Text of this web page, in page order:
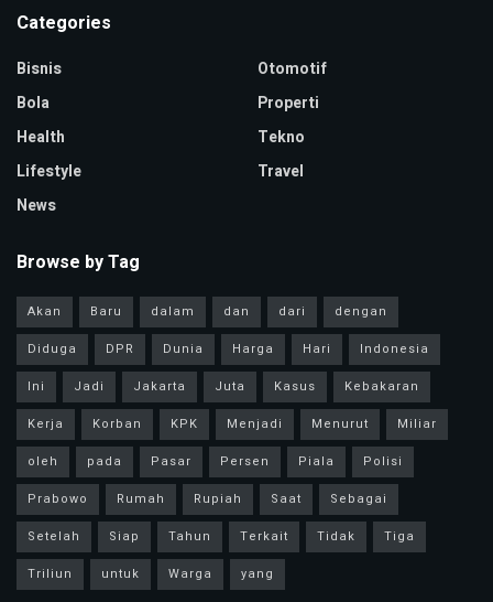
Categories
Bisnis
Bola
Health
Lifestyle
News
Otomotif
Properti
Tekno
Travel
Browse by Tag
Akan Baru dalam dan dari
dengan
Diduga
DPR Dunia Harga Hari
Indonesia
Ini
Jadi Jakarta Juta Kasus
Kebakaran
Kerja
Korban KPK Menjadi Menurut
Miliar
oleh
pada Pasar Persen Piala
Polisi
Prabowo
Rumah Rupiah Saat
Sebagai
Setelah
Siap Tahun Terkait Tidak
Tiga
Triliun
untuk Warga yang